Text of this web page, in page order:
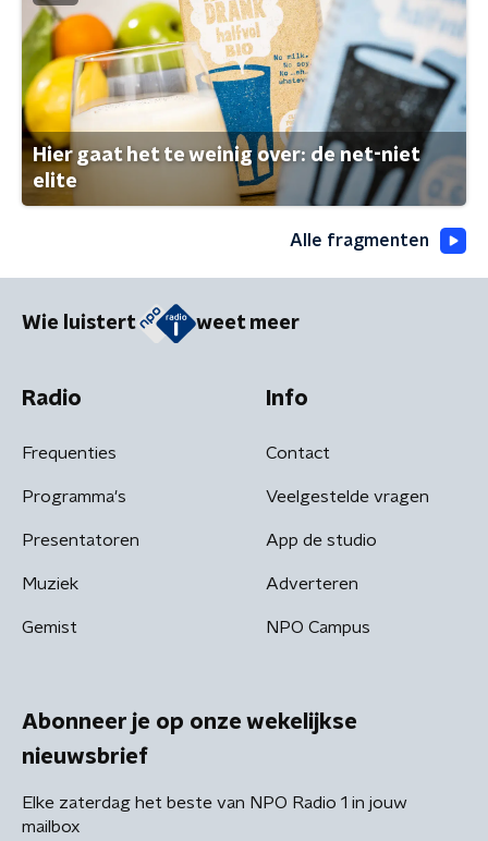
Hier gaat het te weinig over: de net-niet
elite
Alle fragmenten
Wie luistert weet meer
Radio
Frequenties
Programma's
Presentatoren
Muziek
Gemist
Info
Contact
Veelgestelde vragen
App de studio
Adverteren
NPO Campus
Abonneer je op onze wekelijkse
nieuwsbrief
Elke zaterdag het beste van NPO Radio 1 in jouw
mailbox